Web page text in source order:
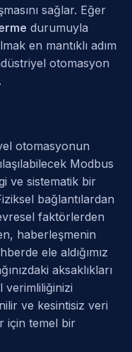
sağlar. Eğer
durumuyla
en mantıklı adım
otomasyon
otomasyonun
Modbus
ve sistematik bir
bağlantılardan
faktörlerden
haberleşmenin
ele aldığımız
aksaklıkları
verimliliğinizi
ve kesintisiz veri
için temel bir